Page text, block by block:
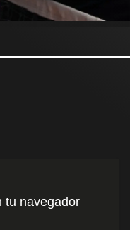
tu navegador